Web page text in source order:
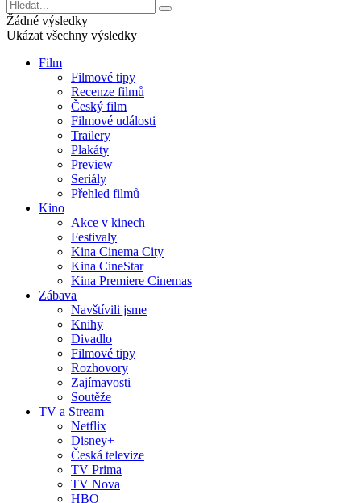
Žádné výsledky
Ukázat všechny výsledky
Film
Filmové tipy
Recenze filmů
Český film
Filmové události
Trailery
Plakáty
Preview
Seriály
Přehled filmů
Kino
Akce v kinech
Festivaly
Kina Cinema City
Kina CineStar
Kina Premiere Cinemas
Zábava
Navštívili jsme
Knihy
Divadlo
Filmové tipy
Rozhovory
Zajímavosti
Soutěže
TV a Stream
Netflix
Disney+
Česká televize
TV Prima
TV Nova
HBO